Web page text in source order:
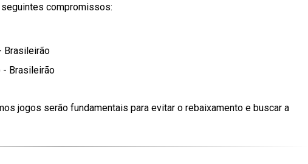
compromissos:
Brasileirão
- Brasileirão
jogos serão fundamentais para evitar o rebaixamento e buscar a